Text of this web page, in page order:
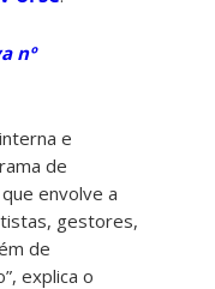
nº
e
de
envolve a
gestores,
de
explica o